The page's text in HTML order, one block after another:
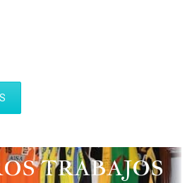
TRABAJOS